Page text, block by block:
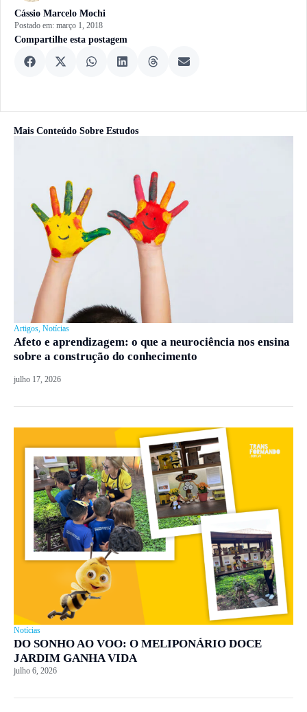
Cássio Marcelo Mochi
Postado em: março 1, 2018
Compartilhe esta postagem
Mais Conteúdo Sobre Estudos
Artigos, Notícias
Afeto e aprendizagem: o que a neurociência nos ensina
sobre a construção do conhecimento
julho 17, 2026
Notícias
DO SONHO AO VOO: O MELIPONÁRIO DOCE
JARDIM GANHA VIDA
julho 6, 2026